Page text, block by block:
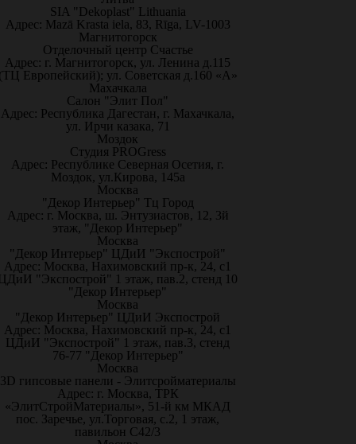
SIA "Dekoplast" Lithuania
Адрес: Mazā Krasta iela, 83, Rīga, LV-1003
Магнитогорск
Отделочный центр Счастье
Адрес: г. Магнитогорск, ул. Ленина д.115
Европейский); ул. Советская д.160 «А»
Махачкала
Салон "Элит Пол"
Адрес: Республика Дагестан, г. Махачкала,
ул. Ирчи казака, 71
Моздок
Студия PROGress
Адрес: Республике Северная Осетия, г.
Моздок, ул.Кирова, 145а
Москва
"Декор Интерьер" Тц Город
Адрес: г. Москва, ш. Энтузиастов, 12, 3й
этаж, "Декор Интерьер"
Москва
"Декор Интерьер" ЦДиИ "Экспострой"
Адрес: Москва, Нахимовский пр-к, 24, с1
"Экспострой" 1 этаж, пав.2, стенд 10
"Декор Интерьер"
Москва
"Декор Интерьер" ЦДиИ Экспострой
Адрес: Москва, Нахимовский пр-к, 24, с1
ЦДиИ "Экспострой" 1 этаж, пав.3, стенд
76-77 "Декор Интерьер"
Москва
3D гипсовые панели - Элитсройматериалы
Адрес: г. Москва, ТРК
«ЭлитСтройМатериалы», 51-й км МКАД
пос. Заречье, ул.Торговая, с.2, 1 этаж,
павильон С42/3